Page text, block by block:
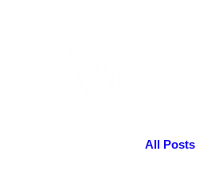
All Posts